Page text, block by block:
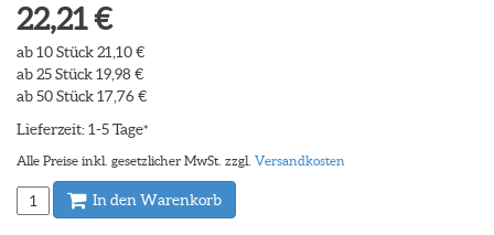
22,21 €
ab 10 Stück 21,10 €
ab 25 Stück 19,98 €
ab 50 Stück 17,76 €
Lieferzeit: 1-5 Tage*
Alle Preise inkl. gesetzlicher MwSt. zzgl. Versandkosten
In den Warenkorb